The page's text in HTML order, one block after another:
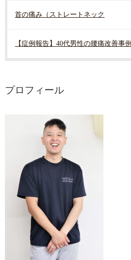
首の痛み（ストレートネック
【症例報告】40代男性の腰痛改善事例
プロフィール